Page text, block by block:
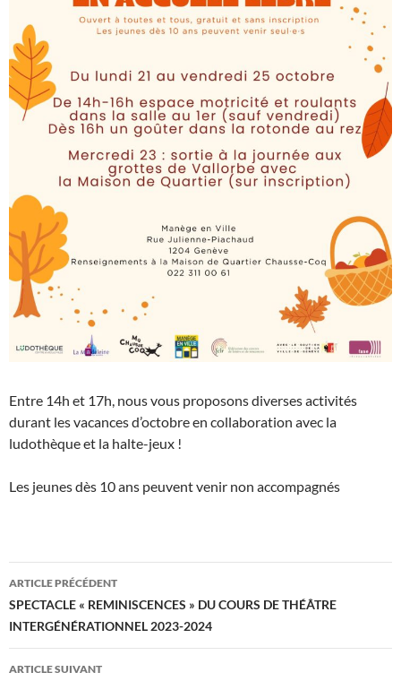
Entre 14h et 17h, nous vous proposons diverses activités
durant les vacances d’octobre en collaboration avec la
ludothèque et la halte-jeux !
Les jeunes dès 10 ans peuvent venir non accompagnés
Navigation
des
articles
ARTICLE PRÉCÉDENT
SPECTACLE « REMINISCENCES » DU COURS DE THÉÂTRE
INTERGÉNÉRATIONNEL 2023-2024
ARTICLE SUIVANT